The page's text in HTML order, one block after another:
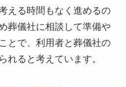
える時間もなく進めるの
葬儀社に相談して準備や
とで、利用者と葬儀社の
れると考えています。